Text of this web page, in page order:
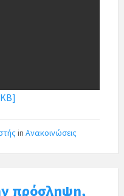
in Ανακοινώσεις
πρόσληψη,